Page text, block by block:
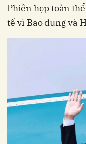
Phiên họp toàn
tế vì Bao dung và